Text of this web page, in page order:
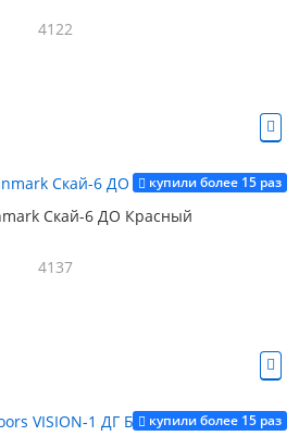
4122
купили более 15 раз
Скай-6 ДО Красный
4137
купили более 15 раз